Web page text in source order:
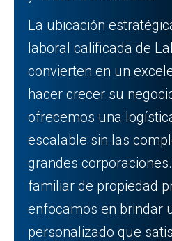
La ubicación
laboral calificada de
convierten en un
hacer crecer su
ofrecemos una
escalable sin las
grandes
familiar de propiedad
enfocamos en brindar
personalizado que